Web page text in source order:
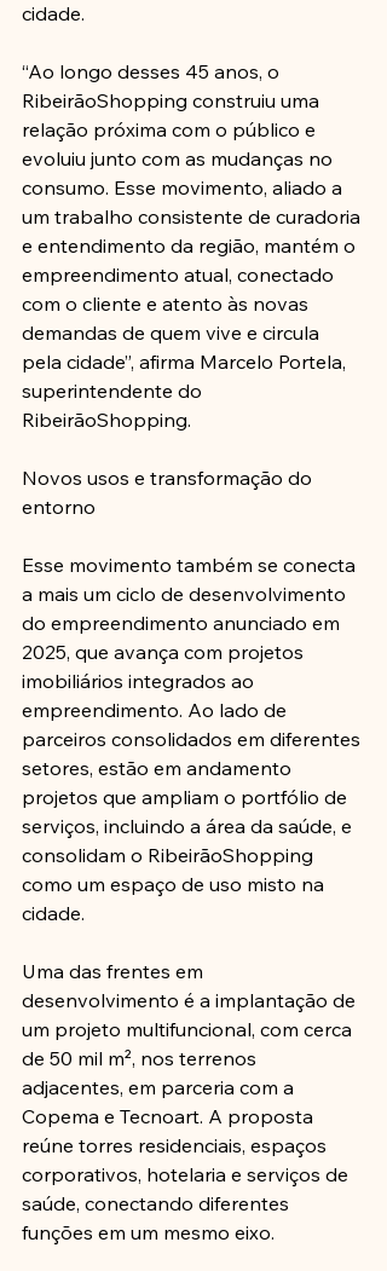
cidade.
“Ao longo desses 45 anos, o
RibeirãoShopping construiu uma
relação próxima com o público e
evoluiu junto com as mudanças no
consumo. Esse movimento, aliado a
um trabalho consistente de curadoria
e entendimento da região, mantém o
empreendimento atual, conectado
com o cliente e atento às novas
demandas de quem vive e circula
pela cidade”, afirma Marcelo Portela,
superintendente do
RibeirãoShopping.
Novos usos e transformação do
entorno
Esse movimento também se conecta
a mais um ciclo de desenvolvimento
do empreendimento anunciado em
2025, que avança com projetos
imobiliários integrados ao
empreendimento. Ao lado de
parceiros consolidados em diferentes
setores, estão em andamento
projetos que ampliam o portfólio de
serviços, incluindo a área da saúde, e
consolidam o RibeirãoShopping
como um espaço de uso misto na
cidade.
Uma das frentes em
desenvolvimento é a implantação de
um projeto multifuncional, com cerca
de 50 mil m², nos terrenos
adjacentes, em parceria com a
Copema e Tecnoart. A proposta
reúne torres residenciais, espaços
corporativos, hotelaria e serviços de
saúde, conectando diferentes
funções em um mesmo eixo.